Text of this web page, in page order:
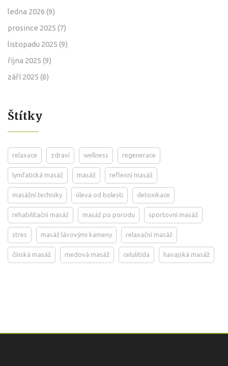
ledna 2026 (9)
prosince 2025 (7)
listopadu 2025 (9)
října 2025 (9)
září 2025 (8)
Štítky
relaxace zdraví wellness regenerace
lymfatická masáž masáž reflexní masáž
masážní techniky úleva od bolesti detoxikace
rehabilitační masáž masáž po porodu sportovní masáž
stres masáž lávovými kameny relaxační masáž
čínská masáž medová masáž celulitida havajská masáž